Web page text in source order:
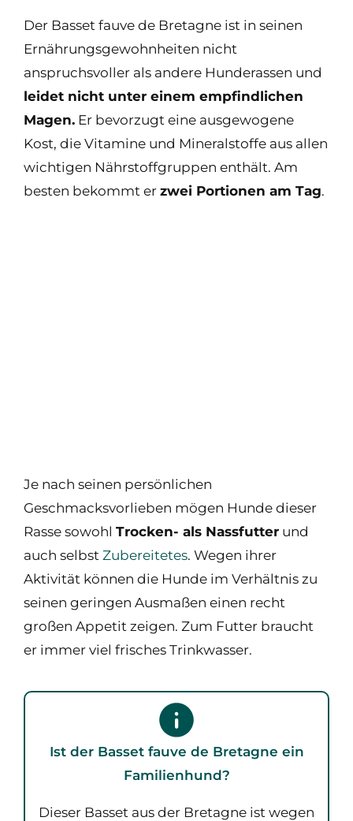
Der Basset fauve de Bretagne ist in seinen
Ernährungsgewohnheiten nicht
anspruchsvoller als andere Hunderassen und
leidet nicht unter einem empfindlichen
Magen. Er bevorzugt eine ausgewogene
Kost, die Vitamine und Mineralstoffe aus allen
wichtigen Nährstoffgruppen enthält. Am
besten bekommt er zwei Portionen am Tag.
Je nach seinen persönlichen
Geschmacksvorlieben mögen Hunde dieser
Rasse sowohl Trocken- als Nassfutter und
auch selbst Zubereitetes. Wegen ihrer
Aktivität können die Hunde im Verhältnis zu
seinen geringen Ausmaßen einen recht
großen Appetit zeigen. Zum Futter braucht
er immer viel frisches Trinkwasser.
Ist der Basset fauve de Bretagne ein
Familienhund?
Dieser Basset aus der Bretagne ist wegen